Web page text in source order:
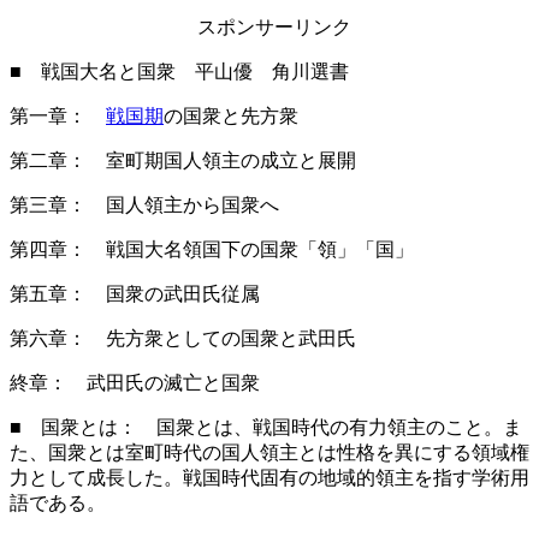
スポンサーリンク
■ 戦国大名と国衆 平山優 角川選書
第一章： 戦国期の国衆と先方衆
第二章： 室町期国人領主の成立と展開
第三章： 国人領主から国衆へ
第四章： 戦国大名領国下の国衆「領」「国」
第五章： 国衆の武田氏従属
第六章： 先方衆としての国衆と武田氏
終章： 武田氏の滅亡と国衆
■ 国衆とは： 国衆とは、戦国時代の有力領主のこと。ま
た、国衆とは室町時代の国人領主とは性格を異にする領域権
力として成長した。戦国時代固有の地域的領主を指す学術用
語である。